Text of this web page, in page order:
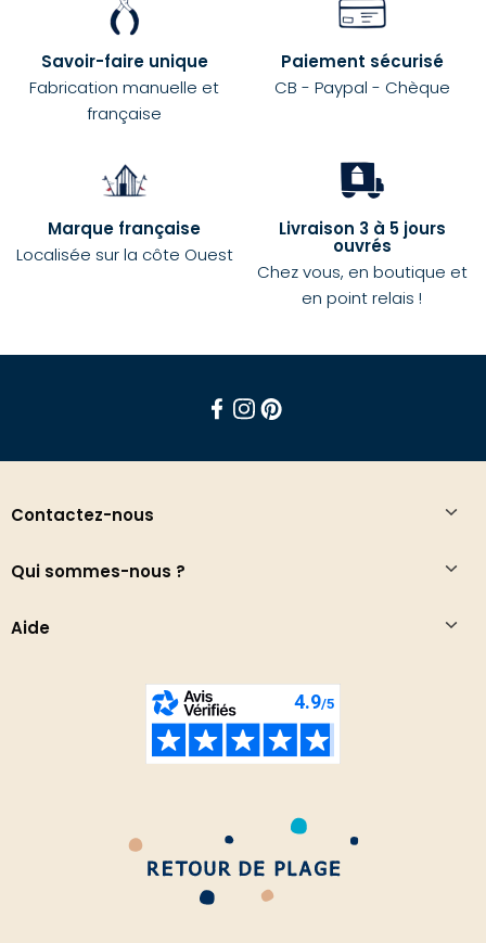
Savoir-faire unique
Fabrication manuelle et
française
Paiement sécurisé
CB - Paypal - Chèque
Marque française
Localisée sur la côte Ouest
Livraison 3 à 5 jours
ouvrés
Chez vous, en boutique et
en point relais !
Contactez-nous
Qui sommes-nous ?
Aide